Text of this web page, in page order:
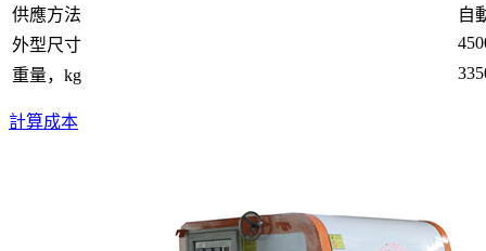
供應方法
自
外型尺寸
重量，kg
計算成本